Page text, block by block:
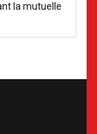
la mutuelle